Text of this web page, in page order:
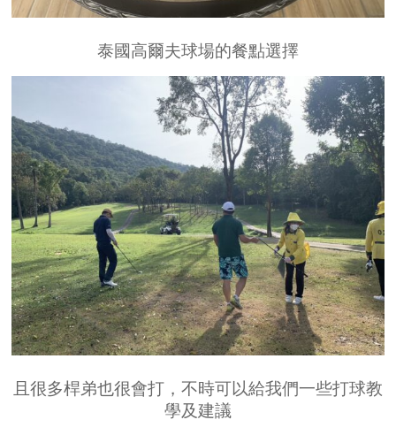
泰國高爾夫球場的餐點選擇
且很多桿弟也很會打，不時可以給我們一些打球教
學及建議